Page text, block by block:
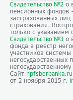
Свидетельство №2 о
пенсионных фондов
застрахованных
страхования.
только с указанием
Свидетельство №3 о
фонда в реестр
участников
негосударственных
Сайт npfsberbanka.ru
от 2 ноября 2015 г.